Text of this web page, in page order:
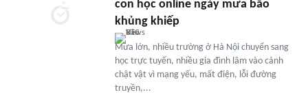
con học online ngày mưa bão
khủng khiếp
Mưa lớn, nhiều trường ở Hà Nội chuyển sang
học trực tuyến, nhiều gia đình lâm vào cảnh
chật vật vì mạng yếu, mất điện, lỗi đường
truyền,...